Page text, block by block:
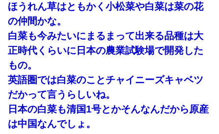
ほうれん草はともかく小松菜や白菜は菜の花
の仲間かな。
白菜も今みたいにまるまって出来る品種は大
正時代くらいに日本の農業試験場で開発した
もの。
英語圏では白菜のことチャイニーズキャベツ
だかって言うらしいね。
日本の白菜も清国1号とかそんなんだから原産
は中国なんでしょ。